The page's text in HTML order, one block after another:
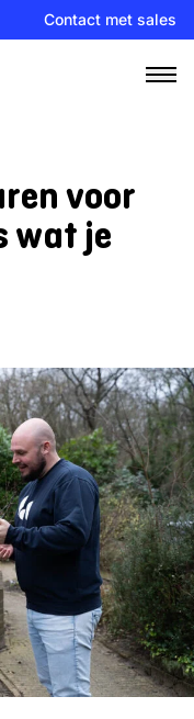
Contact met sales
voor
wat je